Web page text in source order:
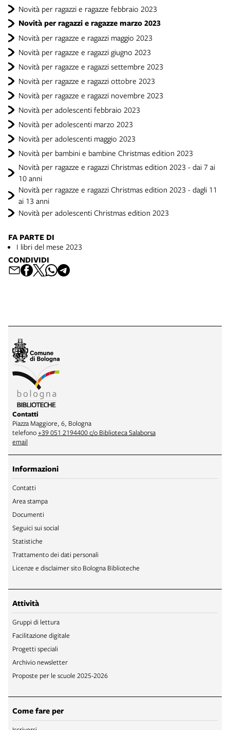
Novità per ragazzi e ragazze febbraio 2023
Novità per ragazzi e ragazze marzo 2023
Novità per ragazze e ragazzi maggio 2023
Novità per ragazze e ragazzi giugno 2023
Novità per ragazze e ragazzi settembre 2023
Novità per ragazze e ragazzi ottobre 2023
Novità per ragazze e ragazzi novembre 2023
Novità per adolescenti febbraio 2023
Novità per adolescenti marzo 2023
Novità per adolescenti maggio 2023
Novità per bambini e bambine Christmas edition 2023
Novità per ragazze e ragazzi Christmas edition 2023 - dai 7 ai
10 anni
Novità per ragazze e ragazzi Christmas edition 2023 - dagli 11
ai 13 anni
Novità per adolescenti Christmas edition 2023
FA PARTE DI
I libri del mese 2023
CONDIVIDI
Contatti
Piazza Maggiore, 6, Bologna
telefono+39 051 2194400 c/o Biblioteca Salaborsa
email
Informazioni
Contatti
Area stampa
Documenti
Seguici sui social
Statistiche
Trattamento dei dati personali
Licenze e disclaimer sito Bologna Biblioteche
Attività
Gruppi di lettura
Facilitazione digitale
Progetti speciali
Archivio newsletter
Proposte per le scuole 2025-2026
Come fare per